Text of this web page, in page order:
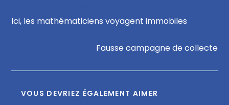
Ici, les mathématiciens voyagent immobiles
Fausse campagne de collecte
VOUS DEVRIEZ ÉGALEMENT AIMER